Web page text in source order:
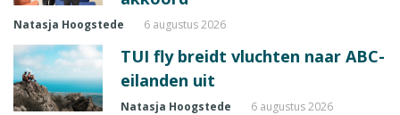
Natasja Hoogstede 6 augustus 2026
TUI fly breidt vluchten naar ABC-
eilanden uit
Natasja Hoogstede 6 augustus 2026